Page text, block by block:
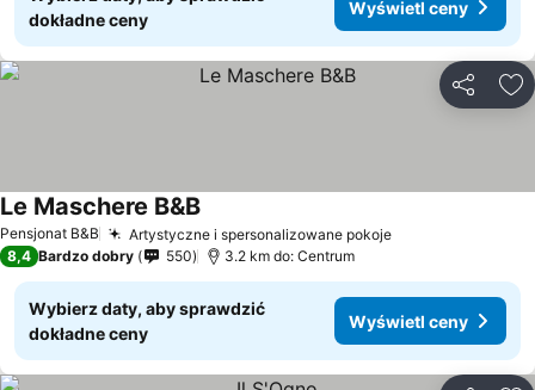
dokładne ceny
Wyświetl ceny
Pensjonat B&B Artystyczne i spersonalizowane pokoje
Le Maschere B&B
8,4 Bardzo dobry 550 3.2 km do: Centrum
Wybierz daty, aby sprawdzić
dokładne ceny
Wyświetl ceny